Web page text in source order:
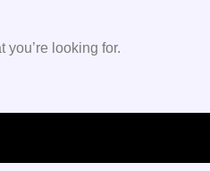
you’re looking for.